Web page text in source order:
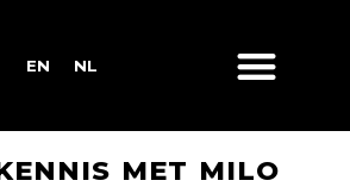
EN NL
MET MILO